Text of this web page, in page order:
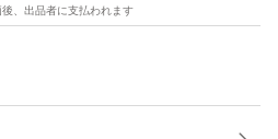
頂きました上で
ございませんが
、出品者に支払われます